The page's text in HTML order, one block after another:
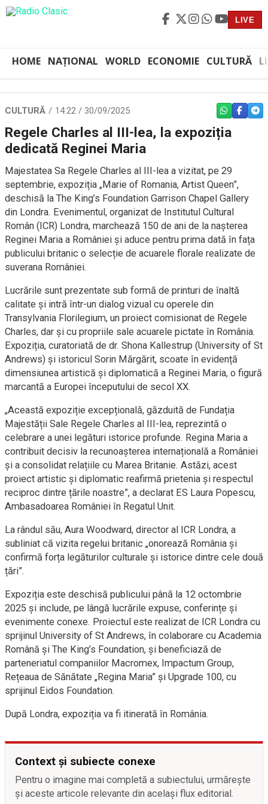
LIVE
HOME NAȚIONAL WORLD ECONOMIE CULTURĂ
CULTURĂ 14:22 / 30/09/2025 WHATSAPP
Regele Charles al III-lea, la expoziția
dedicată Reginei Maria
Majestatea Sa Regele Charles al III-lea a vizitat, pe 29
septembrie, expoziția „Marie of Romania, Artist Queen”,
deschisă la The King’s Foundation Garrison Chapel Gallery
din Londra. Evenimentul, organizat de Institutul Cultural
Român (ICR) Londra, marchează 150 de ani de la nașterea
Reginei Maria a României și aduce pentru prima dată în fața
publicului britanic o selecție de acuarele florale realizate de
suverana României.
Lucrările sunt prezentate sub formă de printuri de înaltă
calitate și intră într-un dialog vizual cu operele din
Transylvania Florilegium, un proiect comisionat de Regele
Charles, dar și cu propriile sale acuarele pictate în România.
Expoziția, curatoriată de dr. Shona Kallestrup (University of St
Andrews) și istoricul Sorin Mărgărit, scoate în evidență
dimensiunea artistică și diplomatică a Reginei Maria, o figură
marcantă a Europei începutului de secol XX.
„Această expoziție excepțională, găzduită de Fundația
Majestății Sale Regele Charles al III-lea, reprezintă o
celebrare a unei legături istorice profunde. Regina Maria a
contribuit decisiv la recunoașterea internațională a României
și a consolidat relațiile cu Marea Britanie. Astăzi, acest
proiect artistic și diplomatic reafirmă prietenia și respectul
reciproc dintre țările noastre”, a declarat ES Laura Popescu,
Ambasadoarea României în Regatul Unit.
La rândul său, Aura Woodward, director al ICR Londra, a
subliniat că vizita regelui britanic „onorează România și
confirmă forța legăturilor culturale și istorice dintre cele două
țări”.
Expoziția este deschisă publicului până la 12 octombrie
2025 și include, pe lângă lucrările expuse, conferințe și
evenimente conexe. Proiectul este realizat de ICR Londra cu
sprijinul University of St Andrews, în colaborare cu Academia
Română și The King’s Foundation, și beneficiază de
parteneriatul companiilor Macromex, Impactum Group,
Rețeaua de Sănătate „Regina Maria” și Upgrade 100, cu
sprijinul Eidos Foundation.
După Londra, expoziția va fi itinerată în România.
Context și subiecte conexe
Pentru o imagine mai completă a subiectului, urmărește
și aceste articole relevante din același flux editorial.